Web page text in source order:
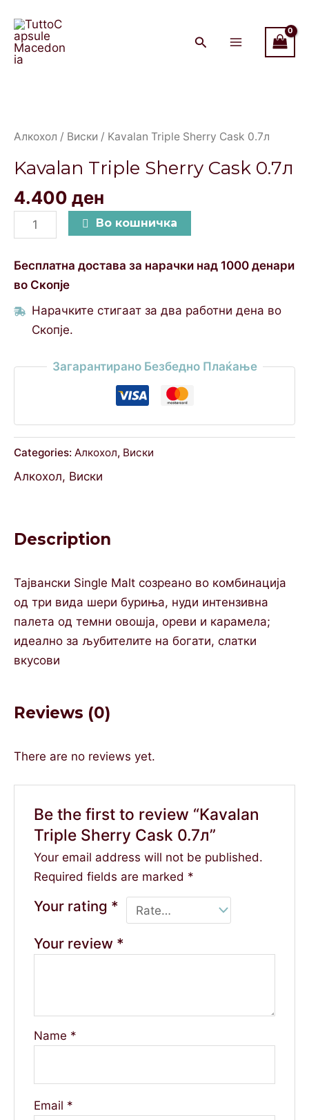
content
Menu
Алкохол / Виски / Kavalan Triple Sherry Cask 0.7л
Kavalan Triple Sherry Cask 0.7л
4.400 ден
Sherry
0.7л
quantity
Во кошничка
Бесплатна достава за нарачки над 1000 денари
во Скопје
Нарачките стигаат за два работни дена во
Скопје.
Загарантирано Безбедно Плаќање
Categories: Алкохол, Виски
Алкохол, Виски
Description
Тајвански Single Malt созреано во комбинација
од три вида шери буриња, нуди интензивна
палета од темни овошја, ореви и карамела;
идеално за љубителите на богати, слатки
вкусови
Reviews (0)
There are no reviews yet.
Be the first to review “Kavalan
Triple Sherry Cask 0.7л”
Your email address will not be published.
Required fields are marked *
Your rating *
Your review *
Name *
Email *
Cask
0.7л
quantity